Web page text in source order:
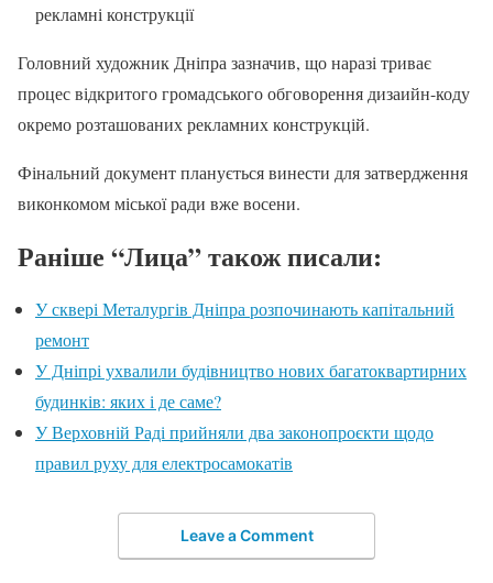
рекламні конструкції
Головний художник Дніпра зазначив, що наразі триває
процес відкритого громадського обговорення дизаийн-коду
окремо розташованих рекламних конструкцій.
Фінальний документ планується винести для затвердження
виконкомом міської ради вже восени.
Раніше “Лица” також писали:
У сквері Металургів Дніпра розпочинають капітальний
ремонт
У Дніпрі ухвалили будівництво нових багатоквартирних
будинків: яких і де саме?
У Верховній Раді прийняли два законопроєкти щодо
правил руху для електросамокатів
Leave a Comment